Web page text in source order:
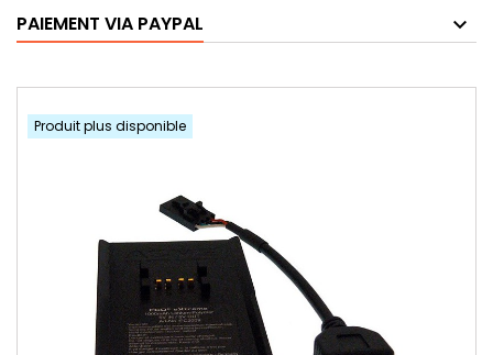
PAIEMENT VIA PAYPAL
Produit plus disponible